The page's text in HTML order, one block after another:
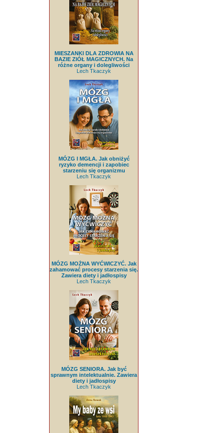
MIESZANKI DLA ZDROWIA NA
BAZIE ZIÓŁ MAGICZNYCH. Na
różne organy i dolegliwości
Lech Tkaczyk
MÓZG I MGŁA. Jak obniżyć
ryzyko demencji i zapobiec
starzeniu się organizmu
Lech Tkaczyk
MÓZG MOŻNA WYĆWICZYĆ. Jak
zahamować procesy starzenia się.
Zawiera diety i jadłospisy
Lech Tkaczyk
MÓZG SENIORA. Jak być
sprawnym intelektualnie. Zawiera
diety i jadłospisy
Lech Tkaczyk